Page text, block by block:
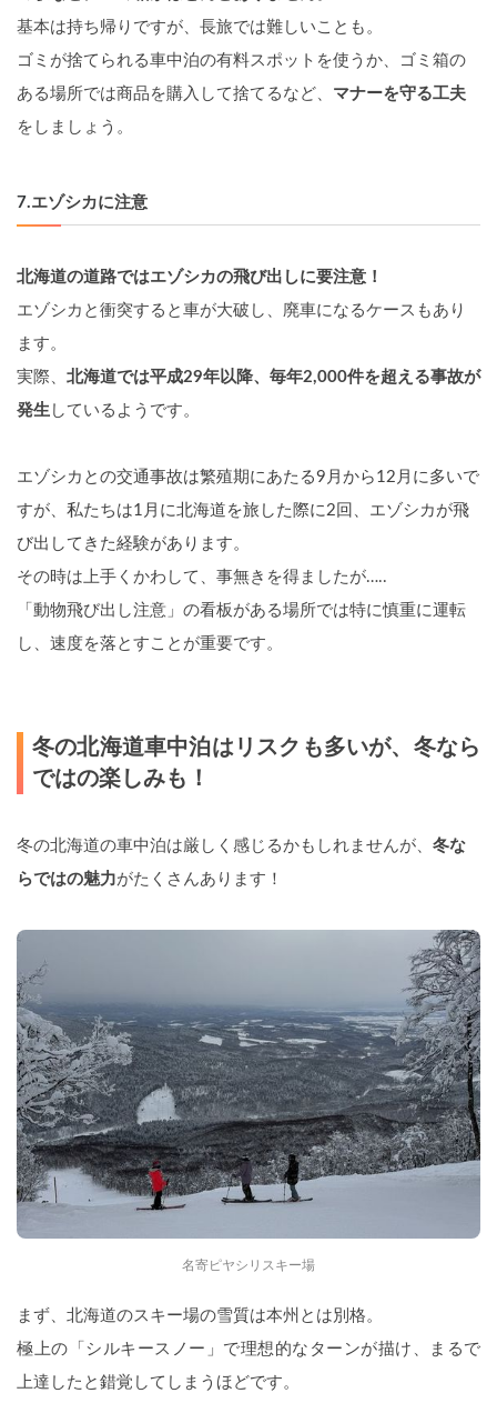
基本は持ち帰りですが、長旅では難しいことも。
ゴミが捨てられる車中泊の有料スポットを使うか、ゴミ箱の
ある場所では商品を購入して捨てるなど、 マナーを守る工夫
をしましょう。
7.エゾシカに注意
北海道の道路ではエゾシカの飛び出しに要注意！
エゾシカと衝突すると車が大破し、廃車になるケースもあり
ます。
実際、 北海道では平成29年以降、毎年2,000件を超える事故が
発生 しているようです。
エゾシカとの交通事故は繁殖期にあたる9月から12月に多いで
すが、私たちは1月に北海道を旅した際に2回、エゾシカが飛
び出してきた経験があります。
その時は上手くかわして、事無きを得ましたが…..
「動物飛び出し注意」の看板がある場所では特に慎重に運転
し、速度を落とすことが重要です 。
冬の北海道車中泊はリスクも多いが、冬なら
ではの楽しみも！
冬の北海道の車中泊は厳しく感じるかもしれませんが、 冬な
らではの魅力がたくさんあります！
名寄ピヤシリスキー場
まず、北海道のスキー場の雪質は本州とは別格。
極上の「シルキースノー」で理想的なターンが描け、まるで
上達したと錯覚してしまうほどです。